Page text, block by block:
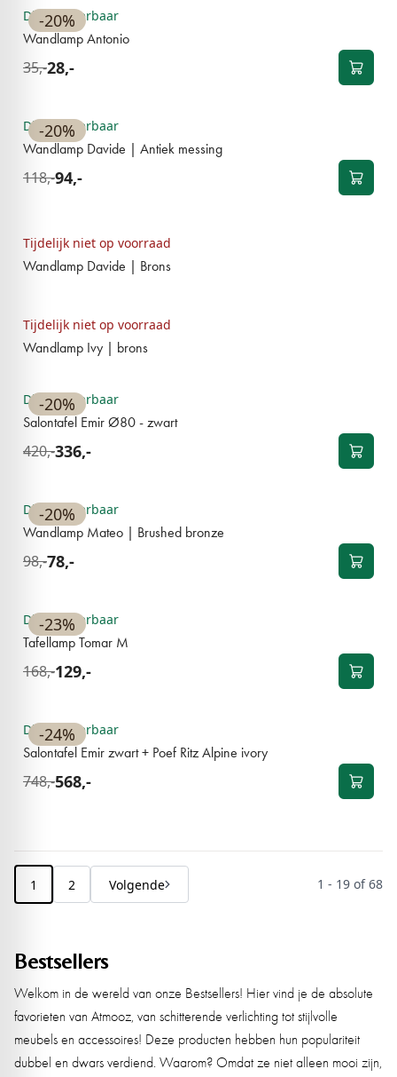
-20%
Direct leverbaar
Wandlamp Antonio
35,-28,-
-20%
Direct leverbaar
Wandlamp Davide | Antiek messing
118,-94,-
Tijdelijk niet op voorraad
Wandlamp Davide | Brons
BESTSELLER
Tijdelijk niet op voorraad
Wandlamp Ivy | brons
BESTSELLER
-20%
Direct leverbaar
Salontafel Emir Ø80 - zwart
420,-336,-
-20%
Direct leverbaar
Wandlamp Mateo | Brushed bronze
98,-78,-
-23%
Direct leverbaar
Tafellamp Tomar M
168,-129,-
-24%
Direct leverbaar
Salontafel Emir zwart + Poef Ritz Alpine ivory
748,-568,-
1 2 Volgende 1 - 19 of 68
Bestsellers
Welkom in de wereld van onze Bestsellers! Hier vind je de absolute
favorieten van Atmooz, van schitterende verlichting tot stijlvolle
meubels en accessoires! Deze producten hebben hun populariteit
dubbel en dwars verdiend. Waarom? Omdat ze niet alleen mooi zijn,